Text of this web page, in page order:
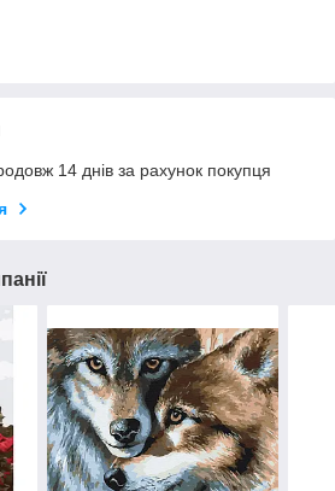
14 днів за рахунок покупця